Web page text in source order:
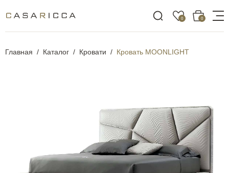
0 0
Главная Каталог Кровати Кровать MOONLIGHT